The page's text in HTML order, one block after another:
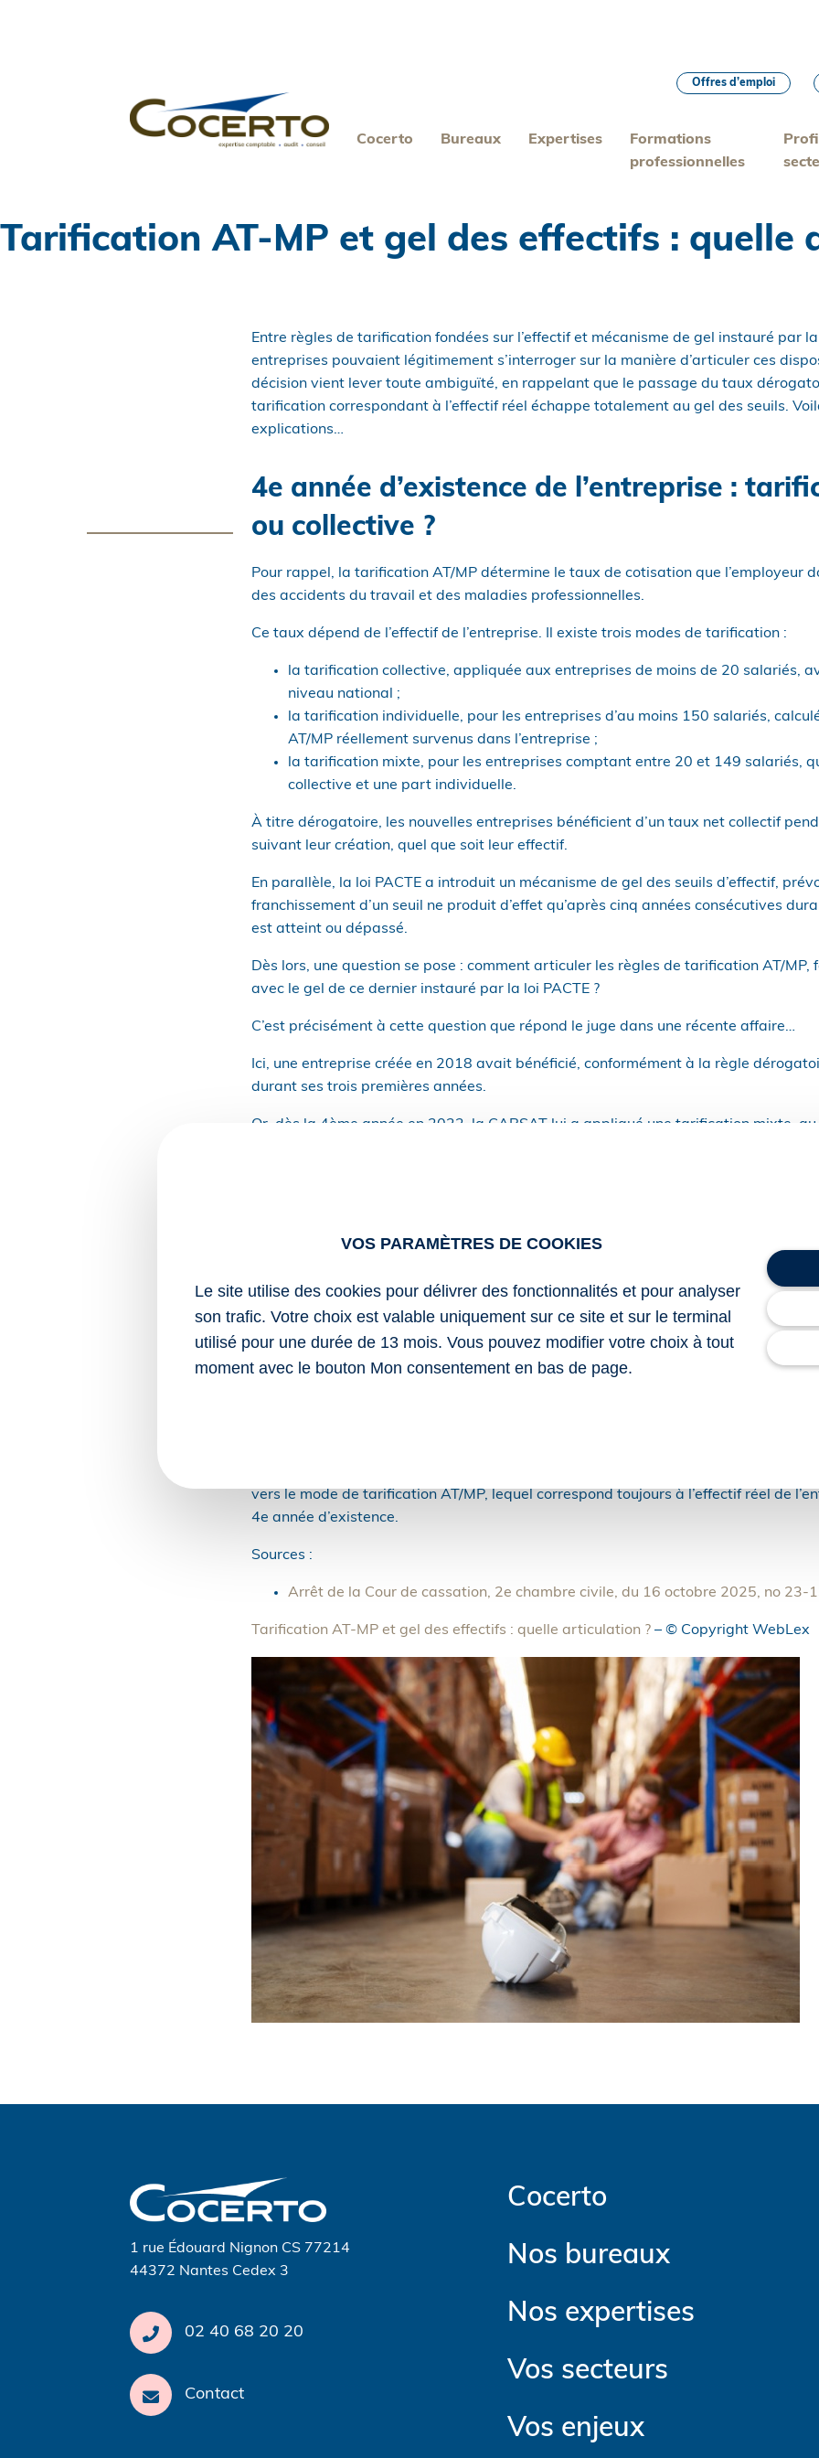
Cocerto Bureaux Expertises
Formations
professionnelles
Offres d’emploi
Tarification AT-MP et gel des effectifs : quelle
Entre règles de tarification fondées sur l’effectif et mécanisme de gel instauré par la
entreprises pouvaient légitimement s’interroger sur la manière d’articuler ces
décision vient lever toute ambiguïté, en rappelant que le passage du taux
tarification correspondant à l’effectif réel échappe totalement au gel des seuils.
explications…
4e année d’existence de l’entreprise :
ou collective ?
Pour rappel, la tarification AT/MP détermine le taux de cotisation que l’employeur
des accidents du travail et des maladies professionnelles.
Ce taux dépend de l’effectif de l’entreprise. Il existe trois modes de tarification :
la tarification collective, appliquée aux entreprises de moins de 20 salariés,
niveau national ;
la tarification individuelle, pour les entreprises d’au moins 150 salariés,
AT/MP réellement survenus dans l’entreprise ;
la tarification mixte, pour les entreprises comptant entre 20 et 149 salariés,
collective et une part individuelle.
À titre dérogatoire, les nouvelles entreprises bénéficient d’un taux net collectif
suivant leur création, quel que soit leur effectif.
En parallèle, la loi PACTE a introduit un mécanisme de gel des seuils d’effectif,
franchissement d’un seuil ne produit d’effet qu’après cinq années consécutives
est atteint ou dépassé.
Dès lors, une question se pose : comment articuler les règles de tarification AT/MP,
avec le gel de ce dernier instauré par la loi PACTE ?
C’est précisément à cette question que répond le juge dans une récente affaire…
Ici, une entreprise créée en 2018 avait bénéficié, conformément à la règle
durant ses trois premières années.
Or, dès la 4ème année en 2022, la CARSAT lui a appliqué une tarification mixte,
« Faux ! », pour la CARSAT, qui rappelle que les nouvelles entreprises ne bénéficient
pendant trois ans à titre dérogatoire, puis doivent obligatoirement se voir
correspondant à leur effectif réel dès la 4e année.
Ce que confirme le juge, en validant l’interprétation de la CARSAT : le 1er mode de
aux nouvelles entreprises ne résulte pas du franchissement d’un seuil.
vers le mode de tarification AT/MP, lequel correspond toujours à l’effectif réel de
4e année d’existence.
Sources :
Arrêt de la Cour de cassation, 2e chambre civile, du 16 octobre 2025, no 23-
Tarification AT-MP et gel des effectifs : quelle articulation ? – © Copyright WebLex
1 rue Édouard Nignon CS 77214
44372 Nantes Cedex 3
02 40 68 20 20
Contact
Cocerto
Nos bureaux
Nos expertises
Vos secteurs
Vos enjeux
VOS PARAMÈTRES DE COOKIES
Le site utilise des cookies pour délivrer des fonctionnalités et pour analyser
son trafic. Votre choix est valable uniquement sur ce site et sur le terminal
utilisé pour une durée de 13 mois. Vous pouvez modifier votre choix à tout
moment avec le bouton Mon consentement en bas de page.